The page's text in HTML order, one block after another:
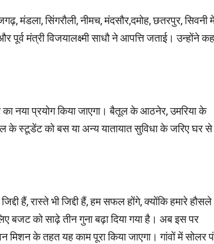
मंडला, सिंगरौली, नीमच, मंदसौर,दमोह, छतरपुर, सिवनी
मंत्री विजयालक्ष्मी साधौ ने आपत्ति जताई। उन्होंने
नया प्रयोग किया जाएगा। बैतूल के आठनेर, उमरिया के
स्टूडेंट को बस या अन्य यातायात सुविधा के जरिए घर से
हैं, रास्ते भी जिद्दी हैं, हम सफल होंगे, क्योंकि हमारे हौसले
बजट को साढ़े तीन गुना बढ़ा दिया गया है। अब इस पर
के तहत यह काम पूरा किया जाएगा। गांवों में सोलर